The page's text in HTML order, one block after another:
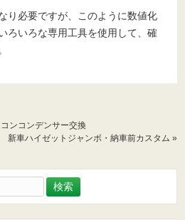
り必要ですが、このように数値化
ろいろな専用工具を使用して、確
ンコンデンサー交換
新車ハイゼットジャンボ・納車前カスタム »